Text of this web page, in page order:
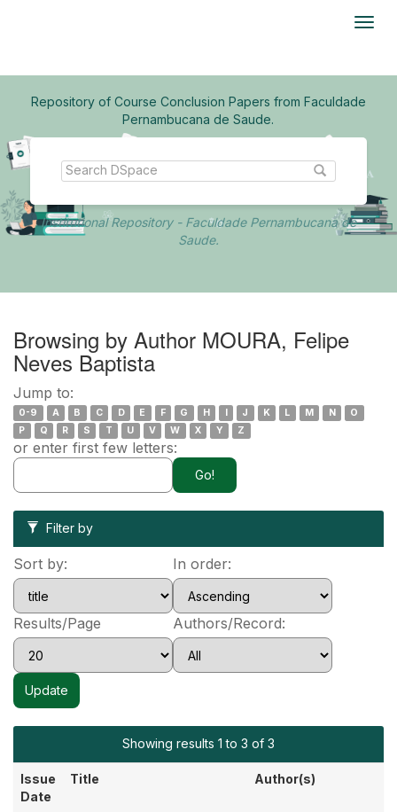
Repository of Course Conclusion Papers from Faculdade
Pernambucana de Saude.
Institutional Repository - Faculdade Pernambucana de
Saude.
Browsing by Author MOURA, Felipe
Neves Baptista
Jump to:
0-9 A B C D E F G H I J K L M N
O
P
Q R S T U V W X Y Z
or enter first few letters:
Filter by
Sort by: In order:
Results/Page Authors/Record:
Showing results 1 to 3 of 3
Issue
Date
Title Author(s)